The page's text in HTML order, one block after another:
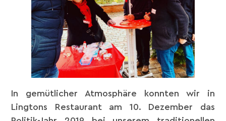
In gemütlicher Atmosphäre konnten wir in
Lingtons Restaurant am 10. Dezember das